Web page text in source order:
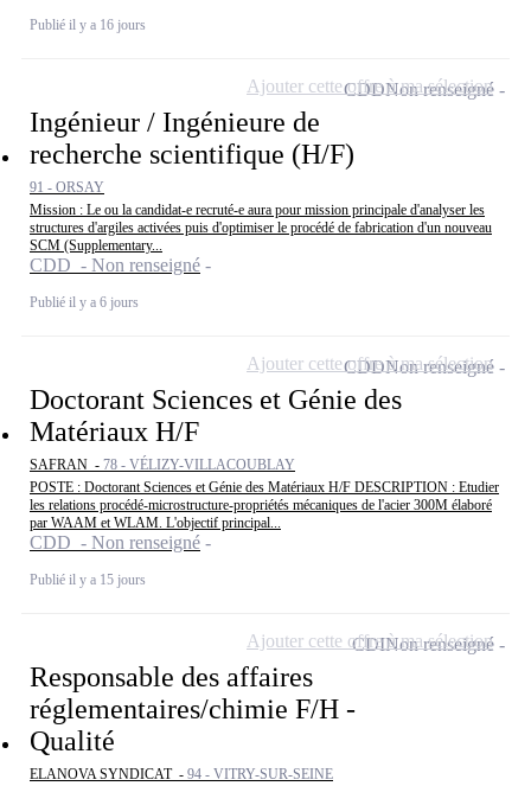
Publié il y a 16 jours
Ingénieur / Ingénieure de
recherche scientifique (H/F)
91 - ORSAY
Mission : Le ou la candidat-e recruté-e aura pour mission principale d'analyser les
structures d'argiles activées puis d'optimiser le procédé de fabrication d'un nouveau
SCM (Supplementary...
CDD - Non renseigné
Publié il y a 6 jours
CDDNon renseigné
Ajouter cette offre à ma sélection
Doctorant Sciences et Génie des
Matériaux H/F
SAFRAN - 78 - VÉLIZY-VILLACOUBLAY
POSTE : Doctorant Sciences et Génie des Matériaux H/F DESCRIPTION : Etudier
les relations procédé-microstructure-propriétés mécaniques de l'acier 300M élaboré
par WAAM et WLAM. L'objectif principal...
CDD - Non renseigné
Publié il y a 15 jours
CDDNon renseigné
Ajouter cette offre à ma sélection
Responsable des affaires
réglementaires/chimie F/H -
Qualité
ELANOVA SYNDICAT - 94 - VITRY-SUR-SEINE
CDINon renseigné
Ajouter cette offre à ma sélection